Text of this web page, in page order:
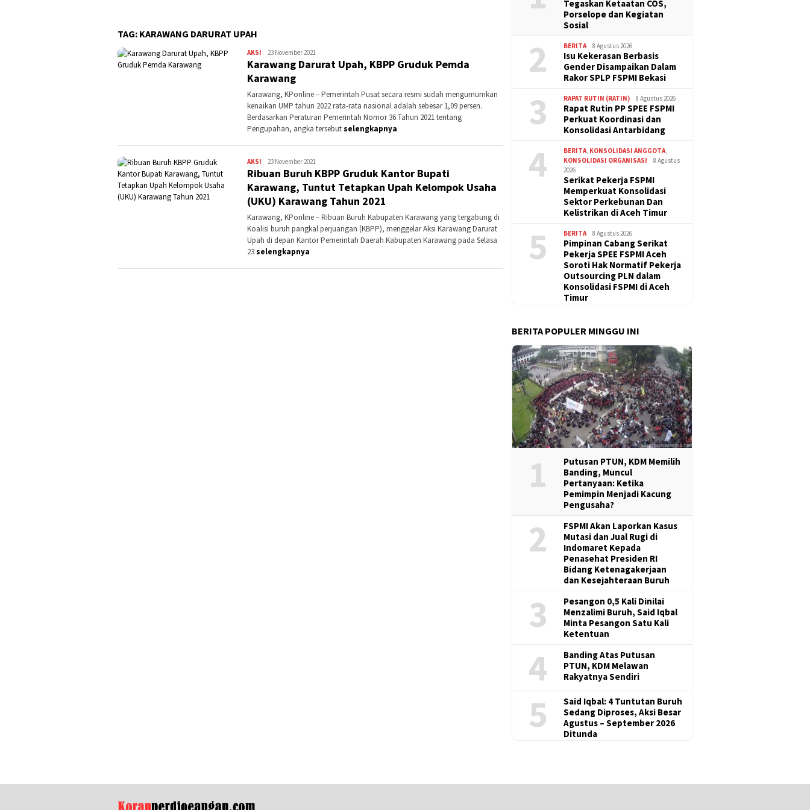
TAG: KARAWANG DARURAT UPAH
AKSI Kontributor
Karawang
23 November 2021
Karawang Darurat Upah, KBPP Gruduk Pemda
Karawang
Karawang, KPonline – Pemerintah Pusat secara resmi sudah mengumumkan
kenaikan UMP tahun 2022 rata-rata nasional adalah sebesar 1,09 persen.
Berdasarkan Peraturan Pemerintah Nomor 36 Tahun 2021 tentang
Pengupahan, angka tersebutselengkapnya
AKSI Kontributor
Karawang
23 November 2021
Ribuan Buruh KBPP Gruduk Kantor Bupati
Karawang, Tuntut Tetapkan Upah Kelompok Usaha
(UKU) Karawang Tahun 2021
Karawang, KPonline – Ribuan Buruh Kabupaten Karawang yang tergabung di
Koalisi buruh pangkal perjuangan (KBPP), menggelar Aksi Karawang Darurat
Upah di depan Kantor Pemerintah Daerah Kabupaten Karawang pada Selasa
23selengkapnya
Tegaskan Ketaatan COS,
Porselope dan Kegiatan
Sosial
2 BERITA 8 Agustus 2026
Isu Kekerasan Berbasis
Gender Disampaikan Dalam
Rakor SPLP FSPMI Bekasi
3 RAPAT RUTIN (RATIN) 8 Agustus 2026
Rapat Rutin PP SPEE FSPMI
Perkuat Koordinasi dan
Konsolidasi Antarbidang
4 BERITA KONSOLIDASI ANGGOTA
KONSOLIDASI ORGANISASI
8 Agustus
2026
Serikat Pekerja FSPMI
Memperkuat Konsolidasi
Sektor Perkebunan Dan
Kelistrikan di Aceh Timur
5 BERITA 8 Agustus 2026
Pimpinan Cabang Serikat
Pekerja SPEE FSPMI Aceh
Soroti Hak Normatif Pekerja
Outsourcing PLN dalam
Konsolidasi FSPMI di Aceh
Timur
BERITA POPULER MINGGU INI
1
Putusan PTUN, KDM Memilih
Banding, Muncul
Pertanyaan: Ketika
Pemimpin Menjadi Kacung
Pengusaha?
2
FSPMI Akan Laporkan Kasus
Mutasi dan Jual Rugi di
Indomaret Kepada
Penasehat Presiden RI
Bidang Ketenagakerjaan
dan Kesejahteraan Buruh
3
Pesangon 0,5 Kali Dinilai
Menzalimi Buruh, Said Iqbal
Minta Pesangon Satu Kali
Ketentuan
4
Banding Atas Putusan
PTUN, KDM Melawan
Rakyatnya Sendiri
5
Said Iqbal: 4 Tuntutan Buruh
Sedang Diproses, Aksi Besar
Agustus – September 2026
Ditunda